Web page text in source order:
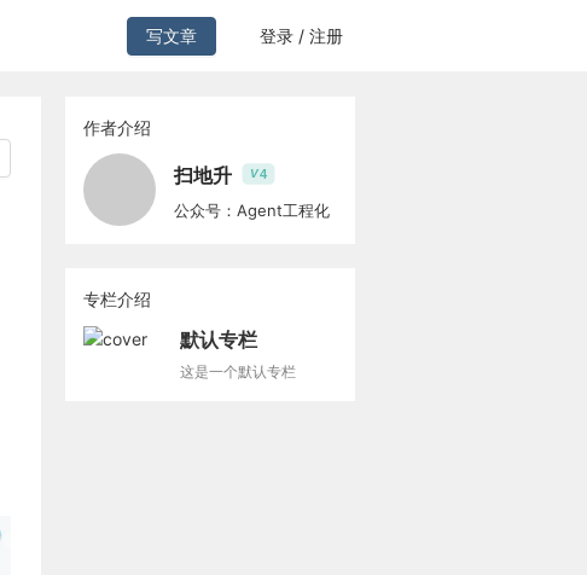
写文章 登录 / 注册
作者介绍
扫地升 V4
公众号：Agent工程化
专栏介绍
默认专栏
这是一个默认专栏